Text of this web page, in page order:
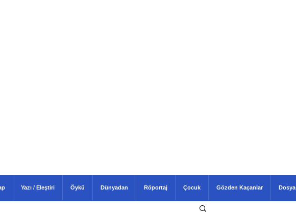
Yazı / Eleştiri Öykü Dünyadan Röportaj Çocuk Gözden Kaçanlar Dosya